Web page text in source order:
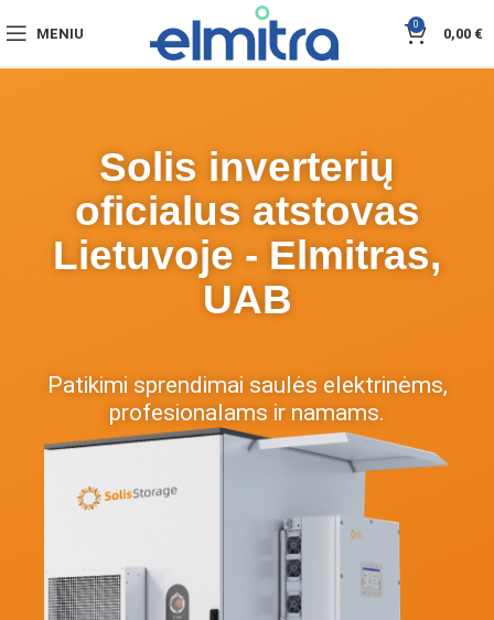
MENIU
0
0,00 €
Solis inverterių
oficialus atstovas
Lietuvoje - Elmitras,
UAB
Patikimi sprendimai saulės elektrinėms,
profesionalams ir namams.